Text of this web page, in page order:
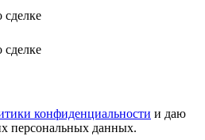
конфиденциальности и даю
персональных данных.